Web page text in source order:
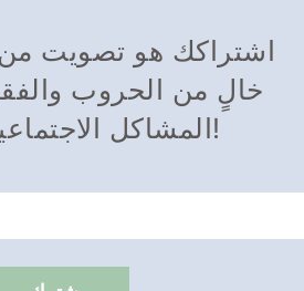
اشتراكك هو تصويت
خالٍ من الحروب
المشاكل الاجتماعية الأخرى!